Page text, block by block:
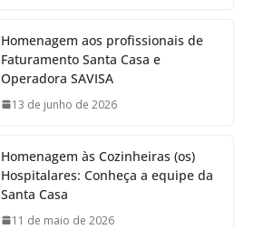
Homenagem aos profissionais de
Faturamento Santa Casa e
Operadora SAVISA
13 de junho de 2026
Homenagem às Cozinheiras (os)
Hospitalares: Conheça a equipe da
Santa Casa
11 de maio de 2026